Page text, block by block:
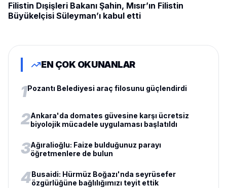
Filistin Dışişleri Bakanı Şahin, Mısır’ın Filistin
Büyükelçisi Süleyman’ı kabul etti
EN ÇOK OKUNANLAR
1Pozantı Belediyesi araç filosunu güçlendirdi
2Ankara'da domates güvesine karşı ücretsiz
biyolojik mücadele uygulaması başlatıldı
3Ağıralioğlu: Faize bulduğunuz parayı
öğretmenlere de bulun
4Busaidi: Hürmüz Boğazı'nda seyrüsefer
özgürlüğüne bağlılığımızı teyit ettik